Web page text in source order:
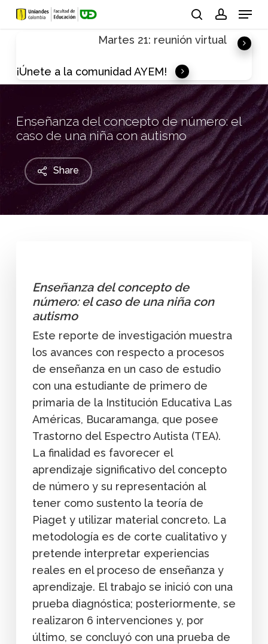
Skip
Menu
Martes 21: reunión virtual
¡Únete a la comunidad AYEM!
Enseñanza del concepto de número: el
caso de una niña con autismo
Share
Enseñanza del concepto de
número: el caso de una niña con
autismo
Este reporte de investigación muestra
los avances con respecto a procesos
de enseñanza en un caso de estudio
con una estudiante de primero de
primaria de la Institución Educativa Las
Américas, Bucaramanga, que posee
Trastorno del Espectro Autista (TEA).
La finalidad es favorecer el
aprendizaje significativo del concepto
de número y su representación al
tener como sustento la teoría de
Piaget y utilizar material concreto. La
metodología es de corte cualitativo y
pretende interpretar experiencias
reales en el proceso de enseñanza y
aprendizaje. El trabajo se inició con una
prueba diagnóstica; posteriormente, se
realizaron 6 intervenciones y, por
último, se concluyó con una prueba de